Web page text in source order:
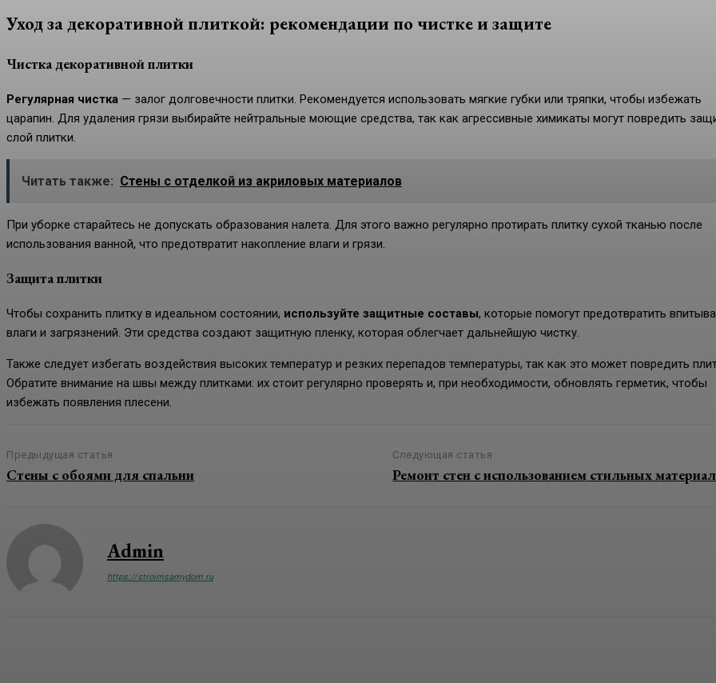
Уход за декоративной плиткой: рекомендации по чистке и защите
Чистка декоративной плитки
Регулярная чистка — залог долговечности плитки. Рекомендуется использовать мягкие губки или тряпки, чтобы избежать
царапин. Для удаления грязи выбирайте нейтральные моющие средства, так как агрессивные химикаты могут повредить
слой плитки.
Читать также: Стены с отделкой из акриловых материалов
При уборке старайтесь не допускать образования налета. Для этого важно регулярно протирать плитку сухой тканью после
использования ванной, что предотвратит накопление влаги и грязи.
Защита плитки
Чтобы сохранить плитку в идеальном состоянии, используйте защитные составы, которые помогут предотвратить
влаги и загрязнений. Эти средства создают защитную пленку, которая облегчает дальнейшую чистку.
Также следует избегать воздействия высоких температур и резких перепадов температуры, так как это может повредить
Обратите внимание на швы между плитками: их стоит регулярно проверять и, при необходимости, обновлять герметик, чтобы
избежать появления плесени.
Предыдущая статья
Стены с обоями для спальни
Следующая статья
Ремонт стен с использованием стильных
Admin
https://stroimsamydom.ru